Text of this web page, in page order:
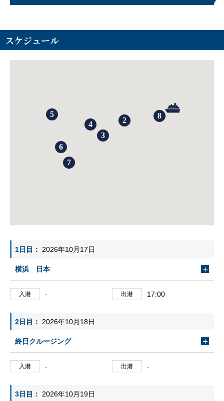
スケジュール
2
3
4
5
6
7
8
1日目 2026年10月17日
横浜 日本
入港 - 出港 17:00
2日目 2026年10月18日
終日クルージング
入港 - 出港 -
3日目 2026年10月19日